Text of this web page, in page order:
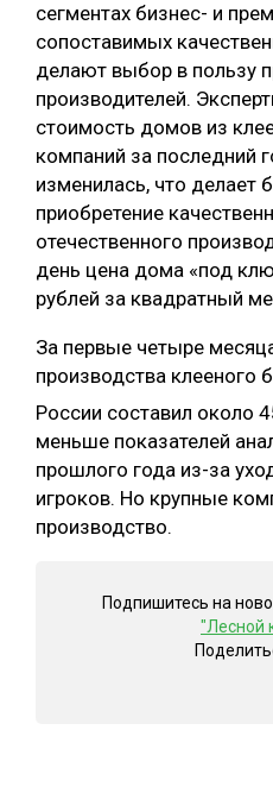
ЛЕСОПИЛЕНИЕ
ДЕРЕВЯННОЕ ДОМОСТРОЕНИЕ
БЕЗОПАСНОЕ ПРОИЗВОДСТВО
СОРТИРОВКА ДРЕВЕСИНЫ
СУШКА ДРЕВЕСИНЫ
сегментах бизнес- и
сопоставимых
делают выбор в пользу
производителей.
стоимость домов из
компаний за последний
изменилась, что делает
приобретение
отечественного
день цена дома «под
рублей за квадратный
За первые четыре
производства клееного
России составил около
меньше показателей
прошлого года из-за
игроков. Но крупные
производство.
Подпишитесь на
"Лесной